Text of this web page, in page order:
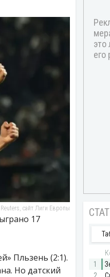
сайт Лиги Европы
17
Пльзень (2:1).
Но датский